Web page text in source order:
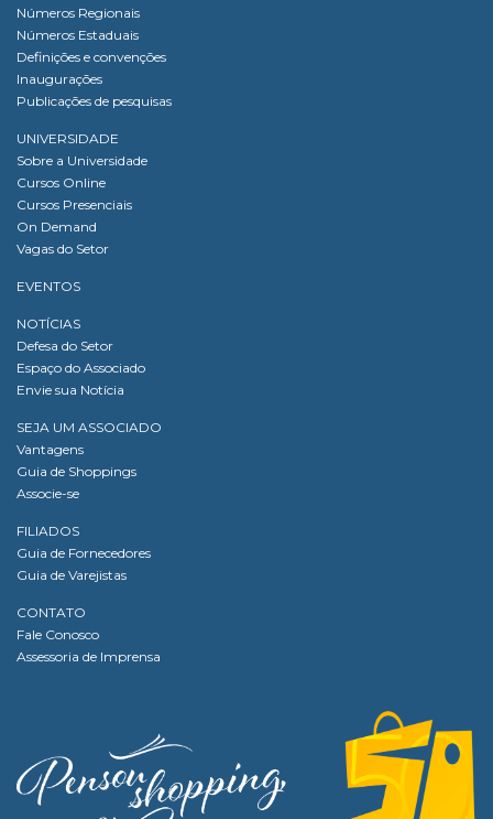
Números Regionais
Números Estaduais
Definições e convenções
Inaugurações
Publicações de pesquisas
UNIVERSIDADE
Sobre a Universidade
Cursos Online
Cursos Presenciais
On Demand
Vagas do Setor
EVENTOS
NOTÍCIAS
Defesa do Setor
Espaço do Associado
Envie sua Notícia
SEJA UM ASSOCIADO
Vantagens
Guia de Shoppings
Associe-se
FILIADOS
Guia de Fornecedores
Guia de Varejistas
CONTATO
Fale Conosco
Assessoria de Imprensa